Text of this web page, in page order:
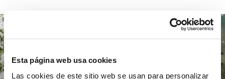
se
Esta página web usa cookies
Las cookies de este sitio web se usan para personalizar